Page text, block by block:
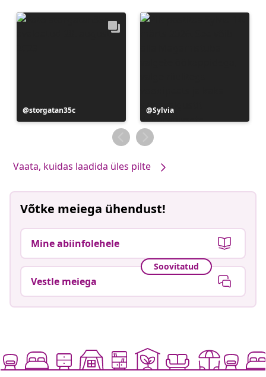
Postitus
avaldatud
storgatan35c
Postitus
avaldatud
Sylvia
Vaata, kuidas laadida üles pilte
Võtke meiega ühendust!
Mine abiinfolehele
Soovitatud
Vestle meiega